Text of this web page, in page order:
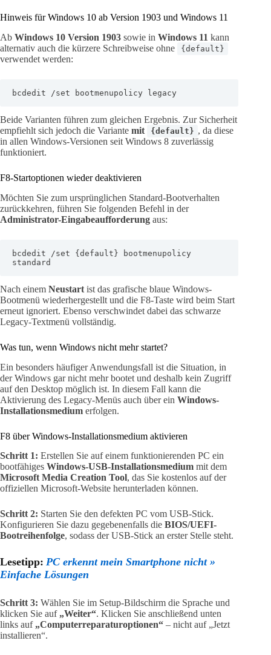
Hinweis für Windows 10 ab Version 1903 und Windows 11
Ab Windows 10 Version 1903 sowie in Windows 11 kann
alternativ auch die kürzere Schreibweise ohne
{default}
verwendet werden:
bcdedit /set bootmenupolicy legacy
Beide Varianten führen zum gleichen Ergebnis. Zur Sicherheit
empfiehlt sich jedoch die Variante mit {default} , da diese
in allen Windows-Versionen seit Windows 8 zuverlässig
funktioniert.
F8-Startoptionen wieder deaktivieren
Möchten Sie zum ursprünglichen Standard-Bootverhalten
zurückkehren, führen Sie folgenden Befehl in der
Administrator-Eingabeaufforderung aus:
bcdedit /set {default} bootmenupolicy
standard
Nach einem Neustart ist das grafische blaue Windows-
Bootmenü wiederhergestellt und die F8-Taste wird beim Start
erneut ignoriert. Ebenso verschwindet dabei das schwarze
Legacy-Textmenü vollständig.
Was tun, wenn Windows nicht mehr startet?
Ein besonders häufiger Anwendungsfall ist die Situation, in
der Windows gar nicht mehr bootet und deshalb kein Zugriff
auf den Desktop möglich ist. In diesem Fall kann die
Aktivierung des Legacy-Menüs auch über ein Windows-
Installationsmedium erfolgen.
F8 über Windows-Installationsmedium aktivieren
Schritt 1: Erstellen Sie auf einem funktionierenden PC ein
bootfähiges Windows-USB-Installationsmedium mit dem
Microsoft Media Creation Tool, das Sie kostenlos auf der
offiziellen Microsoft-Website herunterladen können.
Schritt 2: Starten Sie den defekten PC vom USB-Stick.
Konfigurieren Sie dazu gegebenenfalls die BIOS/UEFI-
Bootreihenfolge, sodass der USB-Stick an erster Stelle steht.
Lesetipp: PC erkennt mein Smartphone nicht »
Einfache Lösungen
Schritt 3: Wählen Sie im Setup-Bildschirm die Sprache und
klicken Sie auf „Weiter“. Klicken Sie anschließend unten
links auf „Computerreparaturoptionen“ – nicht auf „Jetzt
installieren“.